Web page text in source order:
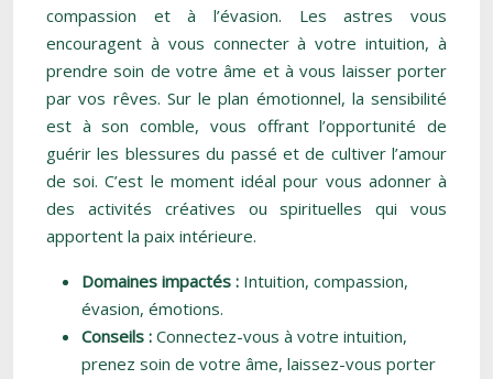
compassion et à l’évasion. Les astres vous
encouragent à vous connecter à votre intuition, à
prendre soin de votre âme et à vous laisser porter
par vos rêves. Sur le plan émotionnel, la sensibilité
est à son comble, vous offrant l’opportunité de
guérir les blessures du passé et de cultiver l’amour
de soi. C’est le moment idéal pour vous adonner à
des activités créatives ou spirituelles qui vous
apportent la paix intérieure.
Domaines impactés : Intuition, compassion,
évasion, émotions.
Conseils : Connectez-vous à votre intuition,
prenez soin de votre âme, laissez-vous porter